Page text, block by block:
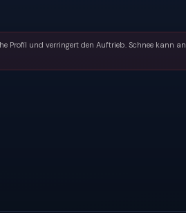
Profil und verringert den Auftrieb. Schnee kann an